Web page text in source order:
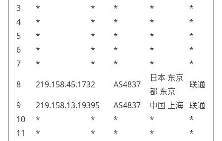
3
* * * *
*
4
* * * *
*
5
* * * *
*
6
* * * *
*
7
* * * *
*
8
219.158.45.1732 AS4837
日本 东京
都 东京
联通
9
219.158.13.19395 AS4837 中国 上海 联通
10
* * * *
*
11
* * * *
*